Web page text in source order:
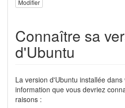
Modifier
Connaître sa
d'Ubuntu
La version d'Ubuntu installée
information que vous devriez
raisons :